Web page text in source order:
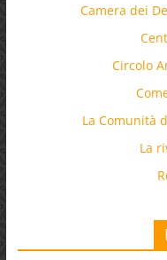
Camera dei
Circolo
La Comunità
La